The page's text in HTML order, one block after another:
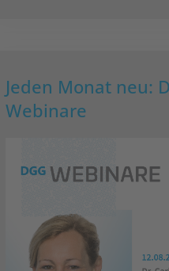
Jeden Monat neu:
Webinare